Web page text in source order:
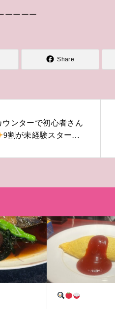
ーーーー
Share
ウンターで初心者さん
9割が未経験スタート